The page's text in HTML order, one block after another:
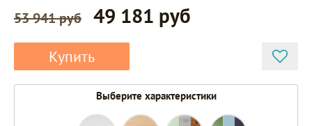
53 941 руб 49 181 руб
Купить
Выберите характеристики